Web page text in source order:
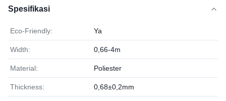
Spesifikasi
Eco-Friendly: Ya
Width: 0,66-4m
Material: Poliester
Thickness: 0,68±0,2mm